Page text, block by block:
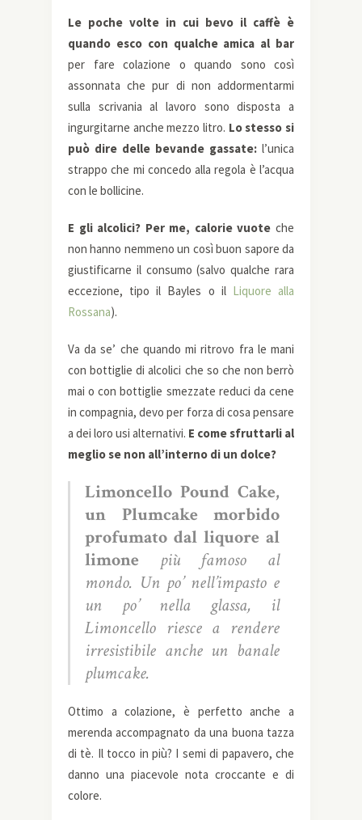
Le poche volte in cui bevo il caffè è
quando esco con qualche amica al bar
per fare colazione o quando sono così
assonnata che pur di non addormentarmi
sulla scrivania al lavoro sono disposta a
ingurgitarne anche mezzo litro. Lo stesso si
può dire delle bevande gassate: l’unica
strappo che mi concedo alla regola è l’acqua
con le bollicine.
E gli alcolici? Per me, calorie vuote che
non hanno nemmeno un così buon sapore da
giustificarne il consumo (salvo qualche rara
eccezione, tipo il Bayles o il Liquore alla
Rossana).
Va da se’ che quando mi ritrovo fra le mani
con bottiglie di alcolici che so che non berrò
mai o con bottiglie smezzate reduci da cene
in compagnia, devo per forza di cosa pensare
a dei loro usi alternativi. E come sfruttarli al
meglio se non all’interno di un dolce?
Limoncello Pound Cake,
un Plumcake morbido
profumato dal liquore al
limone più famoso al
mondo. Un po’ nell’impasto e
un po’ nella glassa, il
Limoncello riesce a rendere
irresistibile anche un banale
plumcake.
Ottimo a colazione, è perfetto anche a
merenda accompagnato da una buona tazza
di tè. Il tocco in più? I semi di papavero, che
danno una piacevole nota croccante e di
colore.